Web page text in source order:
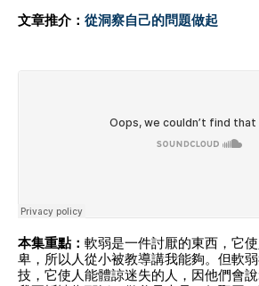
文章推介： 從洞察自己的問題做起
本集重點： 軟弱是一件討厭的東西，它
卑，所以人從小被教導講我能夠。但軟
技，它使人能體諒迷失的人，因他們會